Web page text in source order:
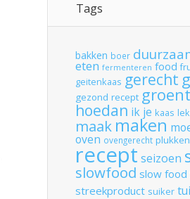
Tags
bakken boer
eten fermenteren food
geitenkaas gerecht
gezond recept
hoedan ik je kaas
maak maken
oven ovengerecht plukken
recept seizoen
slowfood slow food
streekproduct suiker